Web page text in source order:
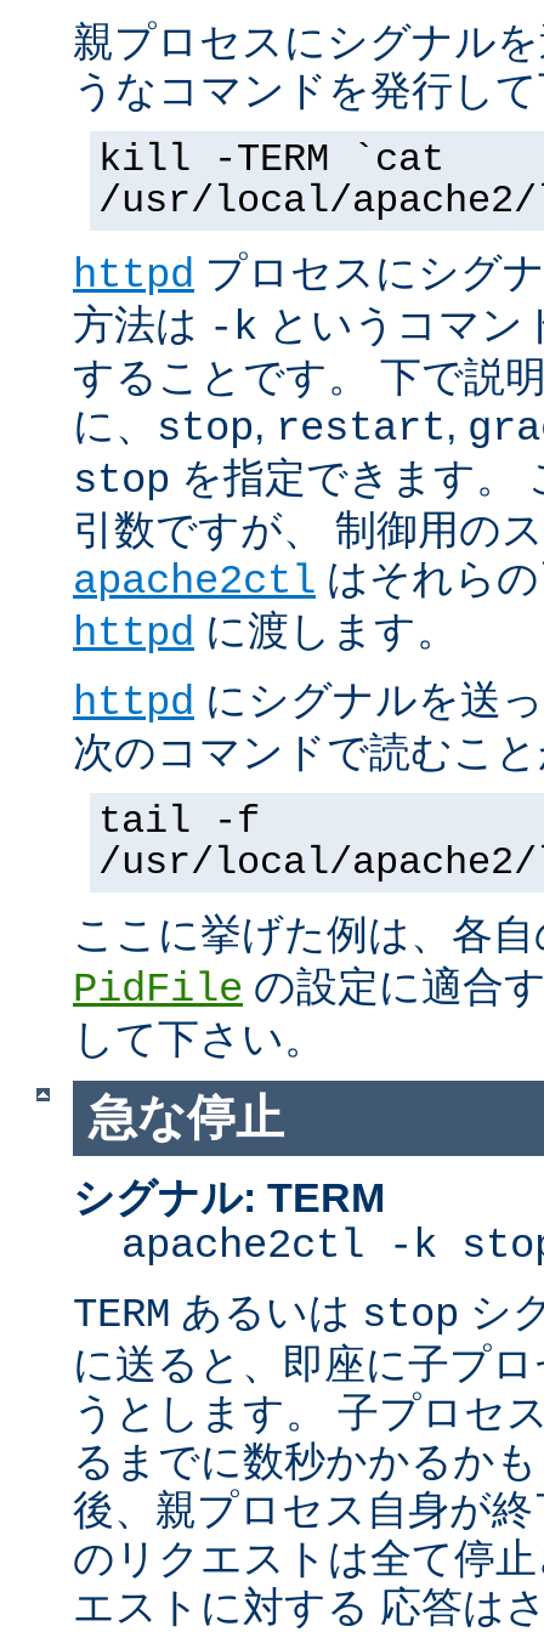
親プロセスにシグナル
うなコマンドを発行し
kill -TERM `cat
/usr/local/
httpd プロセスにシグ
方法は -k というコマン
することです。 下で説
に、 stop, restart,
stop を指定できます。
引数ですが、 制御用の
apache2ctl はそれら
httpd に渡します。
httpd にシグナルを送
次のコマンドで読むこ
tail -f
/usr/local/
ここに挙げた例は、各
PidFile の設定に適合
して下さい。
急な停止
シグナル: TERM
apache2ctl -k
TERM あるいは stop シ
に送ると、即座に子プ
うとします。 子プロセ
るまでに数秒かかるか
後、親プロセス自身が
のリクエストは全て停
エストに対する 応答は